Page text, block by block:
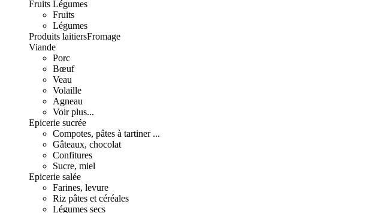
Fruits Légumes
Fruits
Légumes
Produits laitiersFromage
Viande
Porc
Bœuf
Veau
Volaille
Agneau
Voir plus...
Epicerie sucrée
Compotes, pâtes à tartiner ...
Gâteaux, chocolat
Confitures
Sucre, miel
Epicerie salée
Farines, levure
Riz pâtes et céréales
Légumes secs